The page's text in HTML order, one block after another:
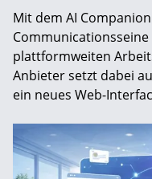
Mit dem AI
plattformweiten
Anbieter setzt dabei
ein neues Web-